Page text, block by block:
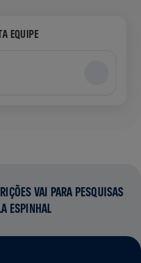
EQUIPE
VAI PARA PESQUISAS
ESPINHAL